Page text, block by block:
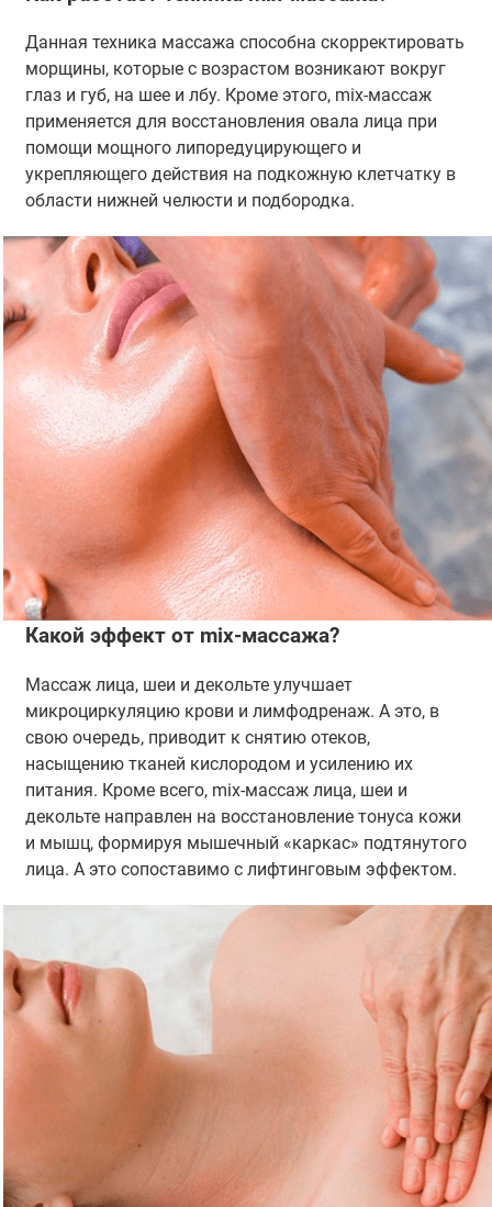
Данная техника массажа способна скорректировать
морщины, которые с возрастом возникают вокруг
глаз и губ, на шее и лбу. Кроме этого, mix-массаж
применяется для восстановления овала лица при
помощи мощного липоредуцирующего и
укрепляющего действия на подкожную клетчатку в
области нижней челюсти и подбородка.
Какой эффект от mix-массажа?
Массаж лица, шеи и декольте улучшает
микроциркуляцию крови и лимфодренаж. А это, в
свою очередь, приводит к снятию отеков,
насыщению тканей кислородом и усилению их
питания. Кроме всего, mix-массаж лица, шеи и
декольте направлен на восстановление тонуса кожи
и мышц, формируя мышечный «каркас» подтянутого
лица. А это сопоставимо с лифтинговым эффектом.